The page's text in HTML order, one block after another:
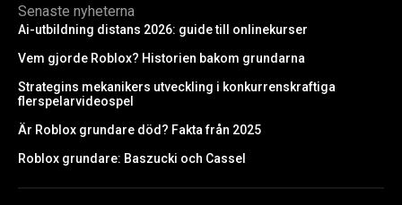
Senaste nyheterna
Ai-utbildning distans 2026: guide till onlinekurser
Vem gjorde Roblox? Historien bakom grundarna
Strategins mekanikers utveckling i konkurrenskraftiga
flerspelarvideospel
Är Roblox grundare död? Fakta från 2025
Roblox grundare: Baszucki och Cassel